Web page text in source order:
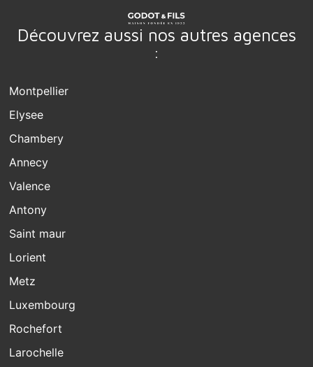
Découvrez aussi nos autres agences
:
Montpellier
Elysee
Chambery
Annecy
Valence
Antony
Saint maur
Lorient
Metz
Luxembourg
Rochefort
Larochelle